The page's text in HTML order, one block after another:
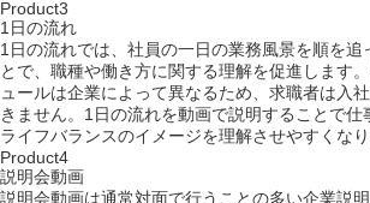
Product3
1日の流れ
1日の流れでは、社員の一日の業務風景を順を追
とで、職種や働き方に関する理解を促進します
ュールは企業によって異なるため、求職者は入
きません。1日の流れを動画で説明することで仕
ライフバランスのイメージを理解させやすくなり
Product4
説明会動画
説明会動画は通常対面で行うことの多い企業説